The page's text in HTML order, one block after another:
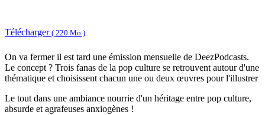
Télécharger ( 220 Mo )
On va fermer il est tard une émission mensuelle de DeezPodcasts.
Le concept ? Trois fanas de la pop culture se retrouvent autour d'une
thématique et choisissent chacun une ou deux œuvres pour l'illustrer
Le tout dans une ambiance nourrie d'un héritage entre pop culture,
absurde et agrafeuses anxiogènes !